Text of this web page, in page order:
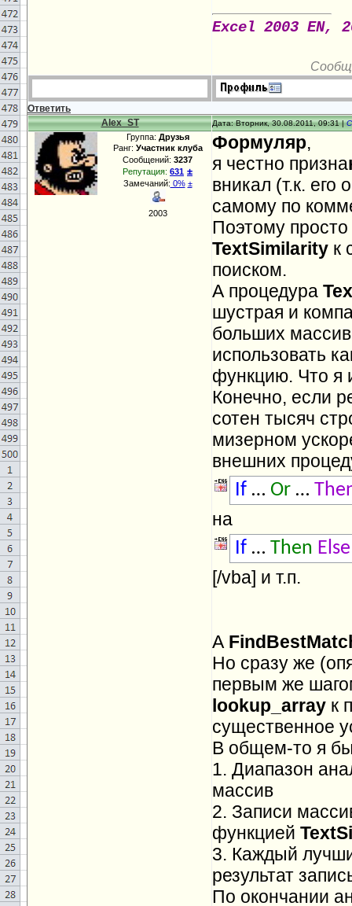
Excel 2003 EN,
Ответить
Alex_ST
Дата: Вторник, 30.08.2011, 09:31 |
Группа: Друзья
Ранг: Участник клуба
Сообщений: 3237
Репутация: 631 ±
Замечаний: 0% ±
2003
Формуляр,
я честно призна
вникал (т.к.
самому по
Поэтому
TextSimilarity к
поиском.
А процедура
шустрая и
больших
использовать
функцию. Что я
Конечно, если
сотен тысяч
мизерном
внешних
If … Or …
на
If … Then
[/vba] и т.п.
А
Но сразу же
первым же
lookup_array к
существенное
В общем-то я
1. Диапазон
массив
2. Записи
функцией
3. Каждый
результат
По окончании